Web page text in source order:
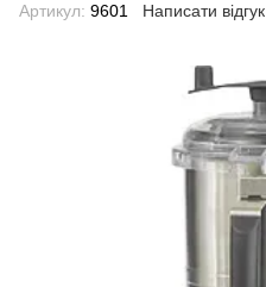
Артикул: 9601 Написати відгук